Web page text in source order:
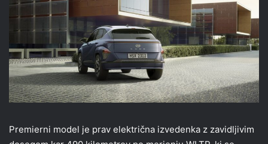
Premierni model je prav električna izvedenka z zavidljivim